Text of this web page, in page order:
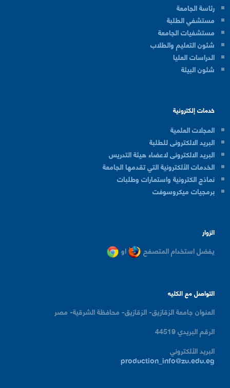
رئاسة الجامعة
مستشفي الطلبة
مستشفيات الجامعة
شئون التعليم والطلاب
الدراسات العليا
شئون البيئة
خدمات إلكترونية
المجلات العلمية
البريد الالكترونى للطلبة
البريد الالكترونى لاعضاء هيئة التدريس
الخدمات الألكترونية التي تقدمها الجامعة
نماذج الكترونية واستمارات وطلبات
برمجيات ميكروسوفت
الزوار
يفضل استخدام المتصفح او
التواصل مع الكليه
العنوان جامعة الزقازيق- الزقازيق- محافظة الشرقية- مصر
الرقم البريدي44519
البريد الألكتروني
production_info@zu.edu.eg